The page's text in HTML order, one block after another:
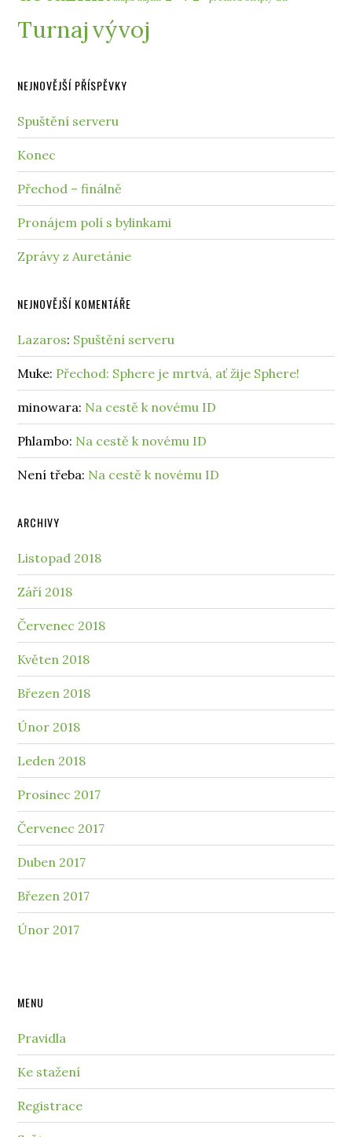
Turnajvývoj
NEJNOVĚJŠÍ PŘÍSPĚVKY
Spuštění serveru
Konec
Přechod – finálně
Pronájem polí s bylinkami
Zprávy z Auretánie
NEJNOVĚJŠÍ KOMENTÁŘE
Lazaros: Spuštění serveru
Muke: Přechod: Sphere je mrtvá, ať žije Sphere!
minowara: Na cestě k novému ID
Phlambo: Na cestě k novému ID
Není třeba: Na cestě k novému ID
ARCHIVY
Listopad 2018
Září 2018
Červenec 2018
Květen 2018
Březen 2018
Únor 2018
Leden 2018
Prosinec 2017
Červenec 2017
Duben 2017
Březen 2017
Únor 2017
MENU
Pravidla
Ke stažení
Registrace